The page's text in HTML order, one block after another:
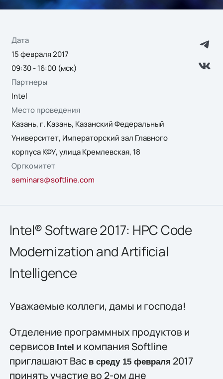
Дата
15 февраля 2017
09:30 - 16:00 (мск)
Партнеры
Intel
Место проведения
Казань, г. Казань, Казанский Федеральный
Университет, Императорский зал Главного
корпуса КФУ, улица Кремлевская, 18
Оргкомитет
seminars@softline.com
Intel® Software 2017: HPC Code
Modernization and Artificial
Intelligence
Уважаемые коллеги, дамы и господа!
Отделение программных продуктов и
сервисов Intel и компания Softline
приглашают Вас в среду 15 февраля 2017
принять участие во 2-ом дне